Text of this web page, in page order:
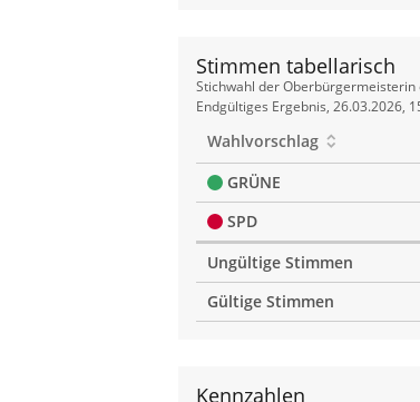
Stimmen tabellarisch
Stimmen
tabellarisch
Stichwahl der
Endgültiges Ergebnis, 26.03.2026,
Wahlvorschlag
GRÜNE
SPD
Ungültige Stimmen
Gültige Stimmen
Kennzahlen